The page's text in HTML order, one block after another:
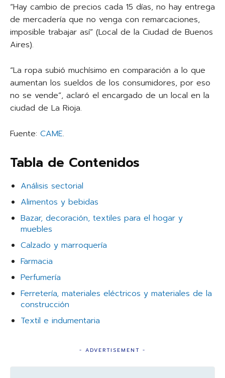
“Hay cambio de precios cada 15 días, no hay entrega
de mercadería que no venga con remarcaciones,
imposible trabajar así” (Local de la Ciudad de Buenos
Aires).
“La ropa subió muchísimo en comparación a lo que
aumentan los sueldos de los consumidores, por eso
no se vende”, aclaró el encargado de un local en la
ciudad de La Rioja.
Fuente: CAME.
Tabla de Contenidos
Análisis sectorial
Alimentos y bebidas
Bazar, decoración, textiles para el hogar y
muebles
Calzado y marroquería
Farmacia
Perfumería
Ferretería, materiales eléctricos y materiales de la
construcción
Textil e indumentaria
- ADVERTISEMENT -